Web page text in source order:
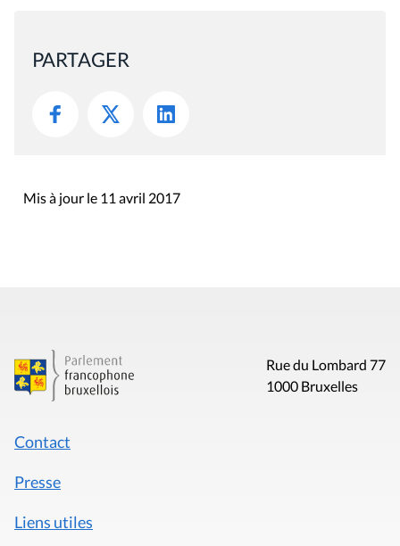
PARTAGER
Mis à jour le 11 avril 2017
Rue du Lombard 77
1000 Bruxelles
Contact
Presse
Liens utiles